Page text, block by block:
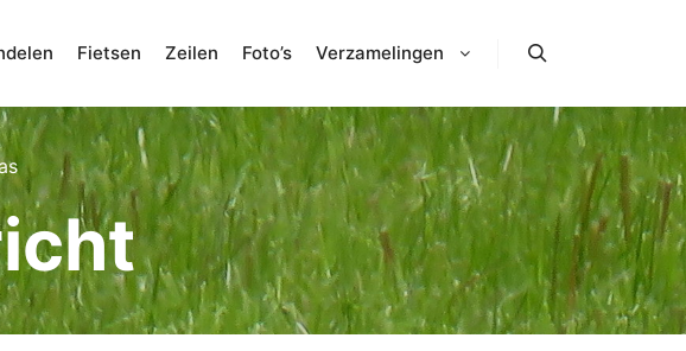
Fietsen Zeilen Foto’s Verzamelingen